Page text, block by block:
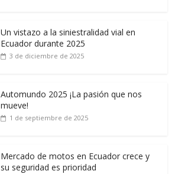
Un vistazo a la siniestralidad vial en
Ecuador durante 2025
3 de diciembre de 2025
Automundo 2025 ¡La pasión que nos
mueve!
1 de septiembre de 2025
Mercado de motos en Ecuador crece y
su seguridad es prioridad